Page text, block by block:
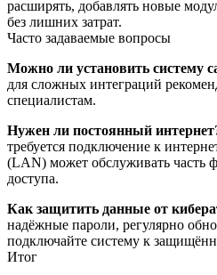
расширять, добавлять новые
без лишних затрат.
Часто задаваемые вопросы
Можно ли установить систему
для сложных интеграций
специалистам.
Нужен ли постоянный
требуется подключение к
(LAN) может обслуживать часть
доступа.
Как защитить данные от
надёжные пароли, регулярно
подключайте систему к
Итог